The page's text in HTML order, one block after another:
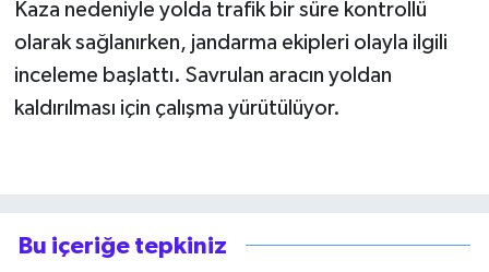
Kaza nedeniyle yolda trafik bir süre kontrollü
olarak sağlanırken, jandarma ekipleri olayla ilgili
inceleme başlattı. Savrulan aracın yoldan
kaldırılması için çalışma yürütülüyor.
Bu içeriğe tepkiniz